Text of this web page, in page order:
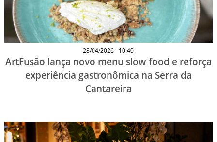
28/04/2026 - 10:40
ArtFusão lança novo menu slow food e reforça
experiência gastronômica na Serra da
Cantareira